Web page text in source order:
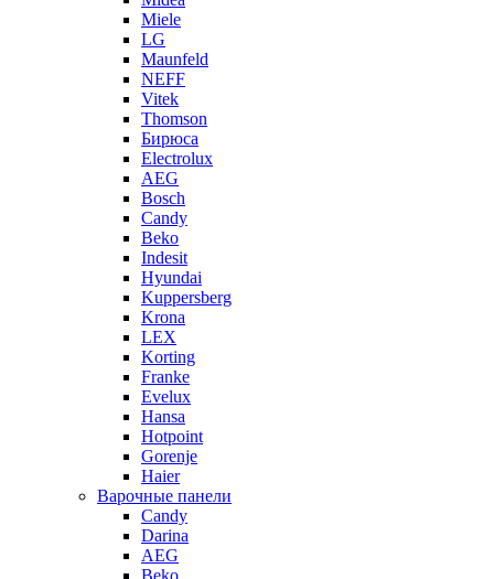
Miele
LG
Maunfeld
NEFF
Vitek
Thomson
Бирюса
Electrolux
AEG
Bosch
Candy
Beko
Indesit
Hyundai
Kuppersberg
Krona
LEX
Korting
Franke
Evelux
Hansa
Hotpoint
Gorenje
Haier
Варочные панели
Candy
Darina
AEG